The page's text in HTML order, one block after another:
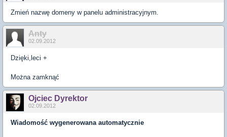
Zmień nazwę domeny w panelu administracyjnym.
Anty
02.09.2012
Dzięki,leci +
Można zamknąć
Ojciec Dyrektor
02.09.2012
Wiadomość wygenerowana automatycznie